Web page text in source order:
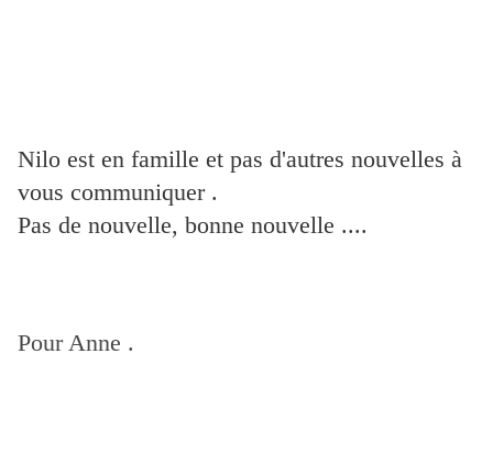
Nilo est en famille et pas d'autres nouvelles à
vous communiquer .
Pas de nouvelle, bonne nouvelle ....
Pour Anne .